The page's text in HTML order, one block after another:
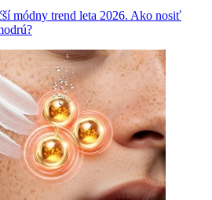
módny trend leta 2026. Ako nosiť